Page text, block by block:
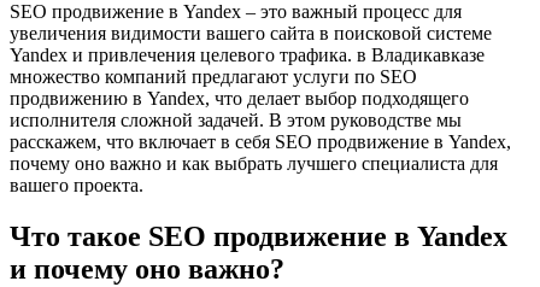
SEO продвижение в Yandex – это важный процесс для
увеличения видимости вашего сайта в поисковой системе
Yandex и привлечения целевого трафика. в Владикавказе
множество компаний предлагают услуги по SEO
продвижению в Yandex, что делает выбор подходящего
исполнителя сложной задачей. В этом руководстве мы
расскажем, что включает в себя SEO продвижение в Yandex,
почему оно важно и как выбрать лучшего специалиста для
вашего проекта.
Что такое SEO продвижение в Yandex
и почему оно важно?